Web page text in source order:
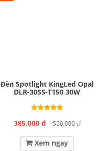
Đèn Spotlight KingLed Opal
DLR-30SS-T150 30W
385.000 đ 550.000 đ
Xem ngay